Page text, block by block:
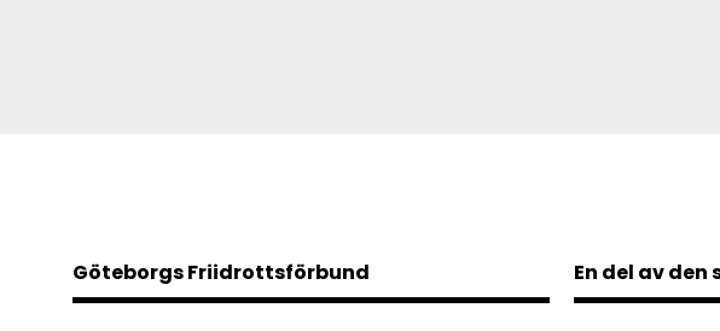
Göteborgs Friidrottsförbund En del av